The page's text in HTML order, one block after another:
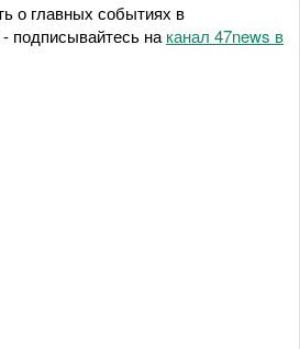
о главных событиях в
подписывайтесь на канал 47news в